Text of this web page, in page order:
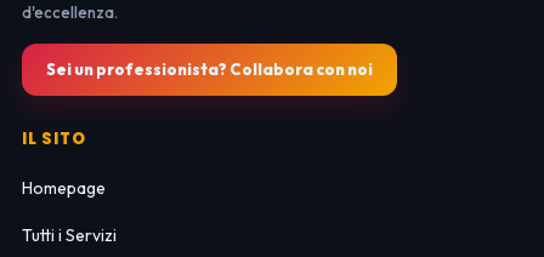
d'eccellenza.
Sei un professionista? Collabora con noi
IL SITO
Homepage
Tutti i Servizi